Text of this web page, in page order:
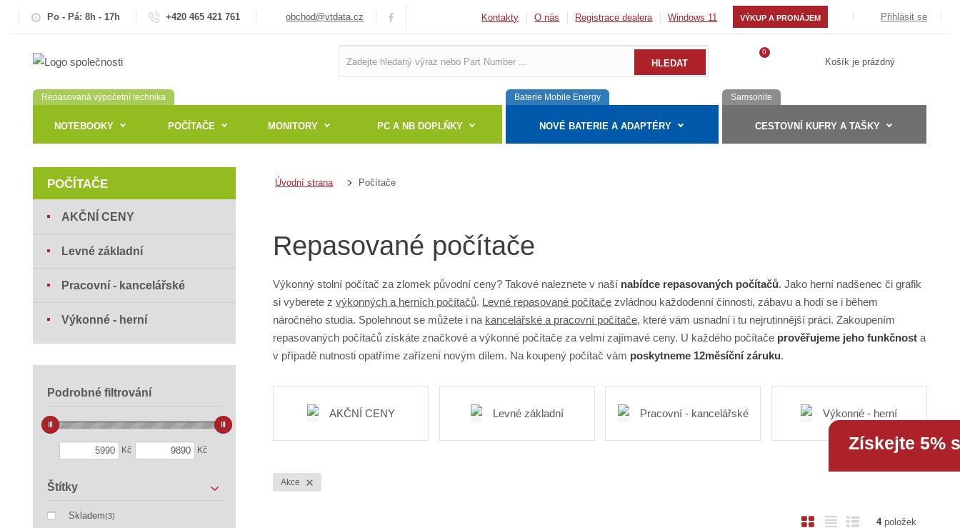
Po - Pá: 8h - 17h +420 465 421 761 obchod@vtdata.cz Kontakty O nás Registrace dealera Windows 11 VÝKUP A PRONÁJEM Přihlásit se
0
Košík je prázdný
Repasovaná výpočetní technika
NOTEBOOKY POČÍTAČE MONITORY PC A NB DOPLŇKY
Baterie Mobile Energy
NOVÉ BATERIE A ADAPTÉRY
Samsonite
CESTOVNÍ KUFRY A TAŠKY
Úvodní strana Počítače
Repasované počítače
Výkonný stolní počítač za zlomek původní ceny? Takové naleznete v naší nabídce repasovaných počítačů. Jako herní nadšenec či grafik
si vyberete z výkonných a herních počítačů. Levné repasované počítače zvládnou každodenní činnosti, zábavu a hodí se i během
náročného studia. Spolehnout se můžete i na kancelářské a pracovní počítače, které vám usnadní i tu nejrutinnější práci. Zakoupením
repasovaných počítačů získáte značkové a výkonné počítače za velmi zajímavé ceny. U každého počítače prověřujeme jeho funkčnost a
v případě nutnosti opatříme zařízení novým dílem. Na koupený počítač vám poskytneme 12měsíční záruku.
AKČNÍ CENY Levné základní Pracovní - kancelářské Výkonné - herní
Akce
T
4položek
POČÍTAČE
AKČNÍ CENY
Levné základní
Pracovní - kancelářské
Výkonné - herní
Podrobné filtrování
Kč Kč
Štítky
Skladem(3)
Získejte 5%